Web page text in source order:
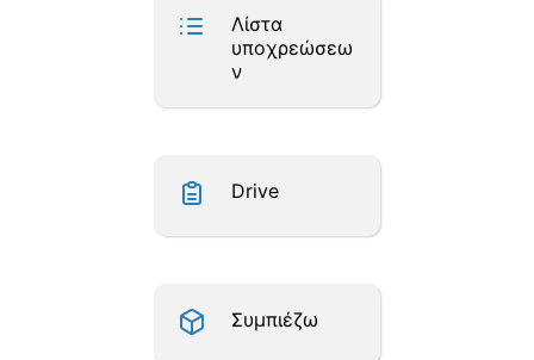
Λίστα
υποχρεώσεω
ν
Drive
Συμπιέζω